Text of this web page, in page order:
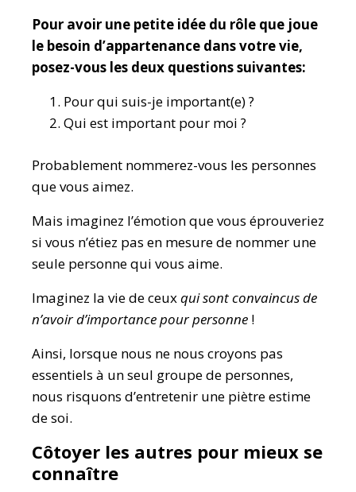
Pour avoir une petite idée du rôle que joue
le besoin d’appartenance dans votre vie,
posez-vous les deux questions suivantes:
Pour qui suis-je important(e) ?
Qui est important pour moi ?
Probablement nommerez-vous les personnes
que vous aimez.
Mais imaginez l’émotion que vous éprouveriez
si vous n’étiez pas en mesure de nommer une
seule personne qui vous aime.
Imaginez la vie de ceuxqui sont convaincus de
n’avoir d’importance pour personne !
Ainsi, lorsque nous ne nous croyons pas
essentiels à un seul groupe de personnes,
nous risquons d’entretenir une piètre estime
de soi.
Côtoyer les autres pour mieux se
connaître